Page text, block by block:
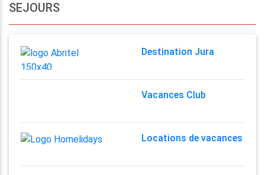
SEJOURS
Destination Jura
Vacances Club
Locations de vacances